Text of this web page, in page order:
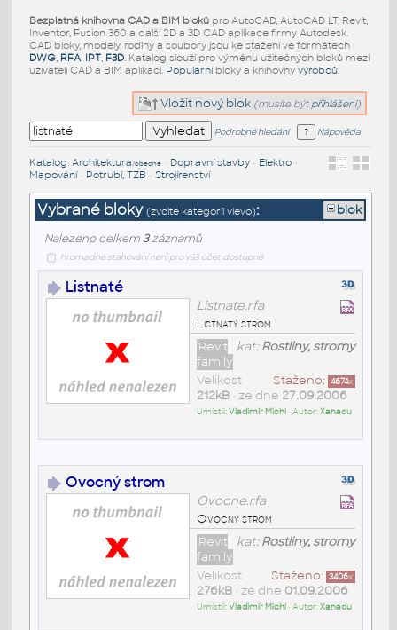
Bezplatná knihovna CAD a BIM blokůpro AutoCAD, AutoCAD LT, Revit,
Inventor, Fusion 360 a další 2D a 3D CAD aplikace firmy Autodesk.
CAD bloky, modely, rodiny a soubory jsou ke stažení ve formátech
DWG, RFA, IPT, F3D. Katalog slouží pro výměnu užitečných bloků mezi
uživateli CAD a BIM aplikací. Populárníbloky a knihovny výrobců.
Vložit nový blok (musíte být přihlášeni)
Podrobné hledání Nápověda
Katalog: Architektura/obecné• Dopravní stavby• Elektro•
Mapování• Potrubí, TZB • Strojírenství
Vybrané bloky (zvolte kategorii vlevo): blok
Nalezeno celkem 3záznamů
hromadné stahování není pro váš účet dostupné
Listnaté
Listnate.rfa
Listnatý strom
kat:Rostliny, stromy
Revit
family
Staženo: 4674x
Velikost
212kB• ze dne 27.09.2006
Umístil:Vladimír Michl • Autor:Xanadu
Ovocný strom
Ovocne.rfa
Ovocný strom
kat:Rostliny, stromy
Revit
family
Staženo: 3406x
Velikost
276kB• ze dne 01.09.2006
Umístil:Vladimír Michl • Autor:Xanadu